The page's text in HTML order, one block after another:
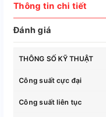
Thông tin chi tiết
Đánh giá
THÔNG SỐ KỸ THUẬT
Công suất cực đại
Công suất liên tục